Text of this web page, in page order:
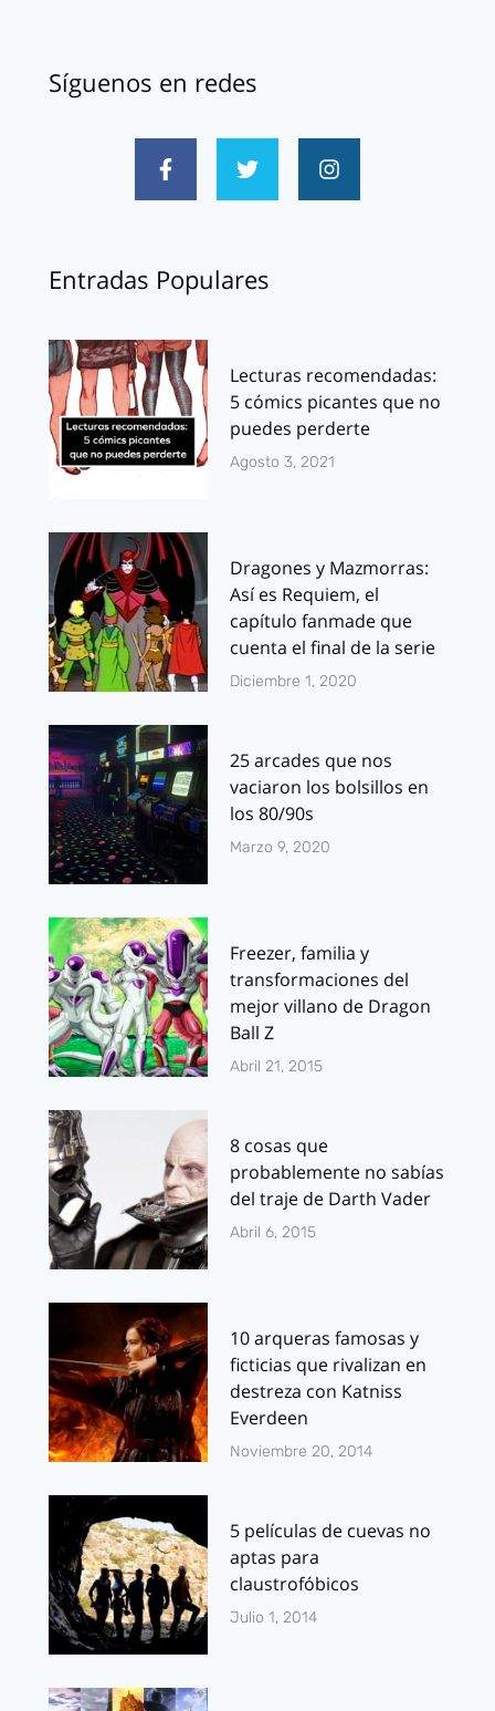
Síguenos en redes
Entradas Populares
Lecturas recomendadas:
5 cómics picantes que no
puedes perderte
Agosto 3, 2021
Dragones y Mazmorras:
Así es Requiem, el
capítulo fanmade que
cuenta el final de la serie
Diciembre 1, 2020
25 arcades que nos
vaciaron los bolsillos en
los 80/90s
Marzo 9, 2020
Freezer, familia y
transformaciones del
mejor villano de Dragon
Ball Z
Abril 21, 2015
8 cosas que
probablemente no sabías
del traje de Darth Vader
Abril 6, 2015
10 arqueras famosas y
ficticias que rivalizan en
destreza con Katniss
Everdeen
Noviembre 20, 2014
5 películas de cuevas no
aptas para
claustrofóbicos
Julio 1, 2014